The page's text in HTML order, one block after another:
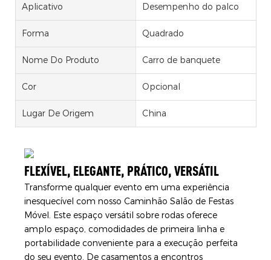
Aplicativo Desempenho do palco
Forma Quadrado
Nome Do Produto Carro de banquete
Cor Opcional
Lugar De Origem China
FLEXÍVEL, ELEGANTE, PRÁTICO, VERSÁTIL
Transforme qualquer evento em uma experiência
inesquecível com nosso Caminhão Salão de Festas
Móvel. Este espaço versátil sobre rodas oferece
amplo espaço, comodidades de primeira linha e
portabilidade conveniente para a execução perfeita
do seu evento. De casamentos a encontros